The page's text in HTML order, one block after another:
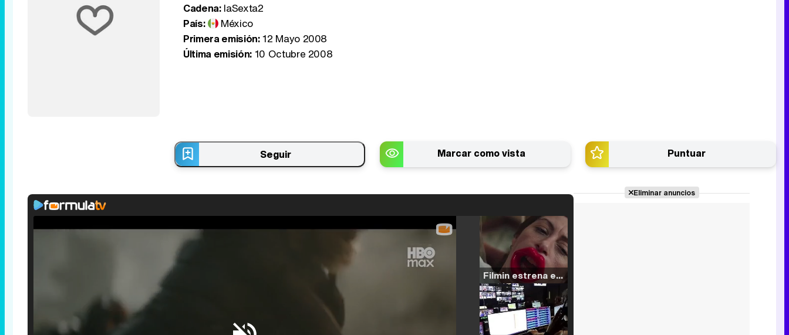
Cadena:laSexta2
País:
México
Primera emisión:12 Mayo 2008
Última emisión:10 Octubre 2008
Seguir Marcar como vista Puntuar
Filmin estrena el tráiler de 'Millennial Mal', su nueva comedia universitaria de la mano de Lorena Iglesias
Eliminar anuncios